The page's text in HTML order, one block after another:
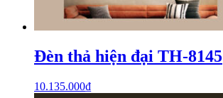
Đèn thả hiện đại TH-8145
10.135.000₫